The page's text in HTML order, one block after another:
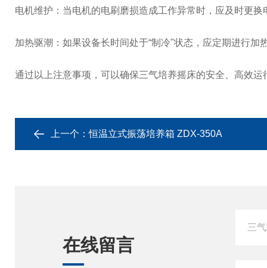
电机维护：当电机的电刷磨损造成工作异常时，应及时更
加热驱潮：如果设备长时间处于“制冷"状态，应定期进行加
通过以上注意事项，可以确保三气培养摇床的安全、高效运
上一个：恒温立式振荡培养箱 ZDX-350A
在线留言